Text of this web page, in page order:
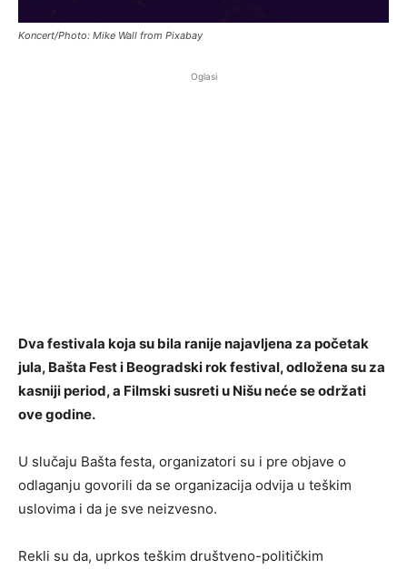
Koncert/Photo: Mike Wall from Pixabay
Oglasi
Dva festivala koja su bila ranije najavljena za početak
jula, Bašta Fest i Beogradski rok festival, odložena su za
kasniji period, a Filmski susreti u Nišu neće se održati
ove godine.
U slučaju Bašta festa, organizatori su i pre objave o
odlaganju govorili da se organizacija odvija u teškim
uslovima i da je sve neizvesno.
Rekli su da, uprkos teškim društveno-političkim